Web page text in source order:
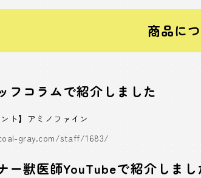
商品に
フコラムで紹介しました
ト】アミノファイン
gray.com/staff/1683/
ー獣医師YouTubeで紹介しまし